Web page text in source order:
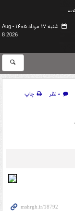
شنبه ۱۷ مرداد ۱۴۰۵ -
Aug
8 2026
۰ نظر
چاپ